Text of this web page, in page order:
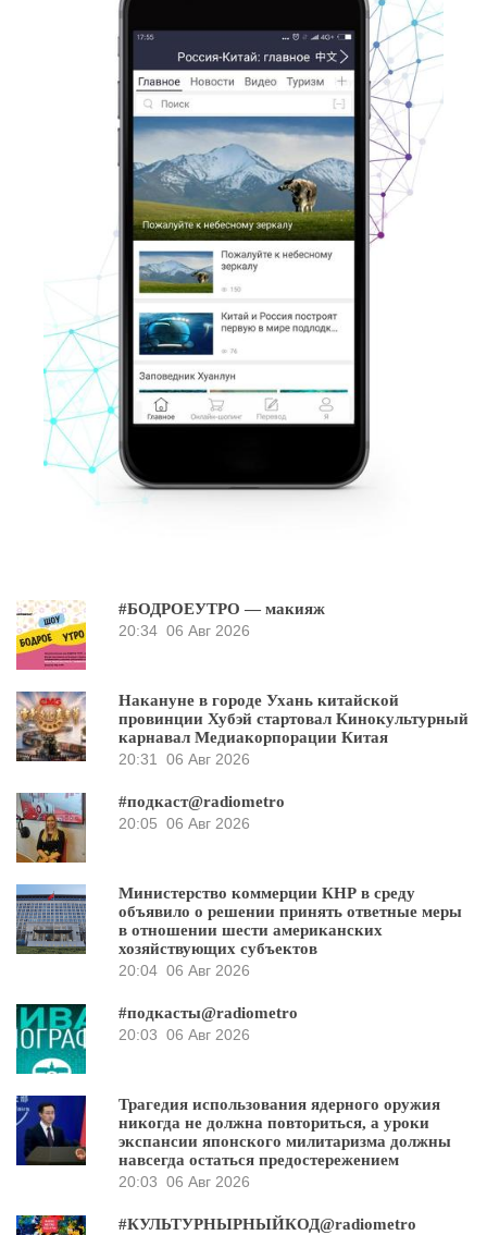
#БОДРОЕУТРО — макияж
20:34 06 Авг 2026
Накануне в городе Ухань китайской
провинции Хубэй стартовал Кинокультурный
карнавал Медиакорпорации Китая
20:31
06 Авг 2026
#подкаст@radiometro
20:05 06 Авг 2026
Министерство коммерции КНР в среду
объявило о решении принять ответные меры
в отношении шести американских
хозяйствующих субъектов
20:04 06 Авг 2026
#подкасты@radiometro
20:03 06 Авг 2026
Трагедия использования ядерного оружия
никогда не должна повториться, а уроки
экспансии японского милитаризма должны
навсегда остаться предостережением
20:03 06 Авг 2026
#КУЛЬТУРНЫРНЫЙКОД@radiometro